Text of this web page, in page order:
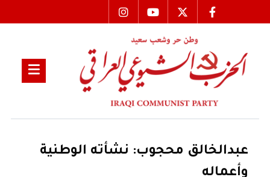
عبدالخالق محجوب: نشأته الوطنية
وأعماله